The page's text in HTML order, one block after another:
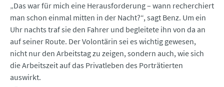
„Das war für mich eine Herausforderung – wann recherchiert
man schon einmal mitten in der Nacht?“, sagt Benz. Um ein
Uhr nachts traf sie den Fahrer und begleitete ihn von da an
auf seiner Route. Der Volontärin sei es wichtig gewesen,
nicht nur den Arbeitstag zu zeigen, sondern auch, wie sich
die Arbeitszeit auf das Privatleben des Porträtierten
auswirkt.